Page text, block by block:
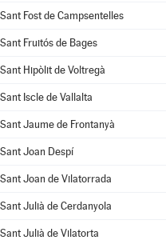
Sant Fost de Campsentelles
Sant Fruitós de Bages
Sant Hipòlit de Voltregà
Sant Iscle de Vallalta
Sant Jaume de Frontanyà
Sant Joan Despí
Sant Joan de Vilatorrada
Sant Julià de Cerdanyola
Sant Julià de Vilatorta